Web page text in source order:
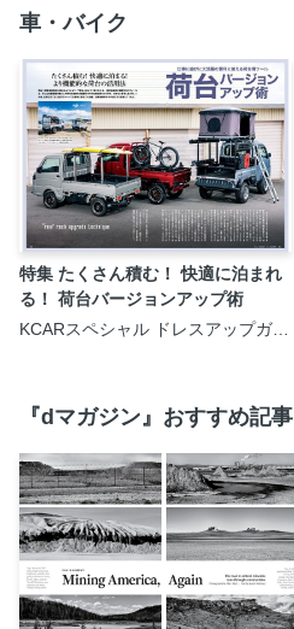
車・バイク
特集 たくさん積む！ 快適に泊まれ
る！ 荷台バージョンアップ術
KCARスペシャル ドレスアップガイ
『dマガジン』おすすめ記事